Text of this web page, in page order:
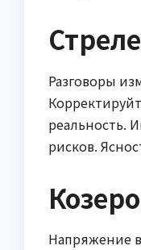
Разговоры
реальность.
рисков.
Напряжение